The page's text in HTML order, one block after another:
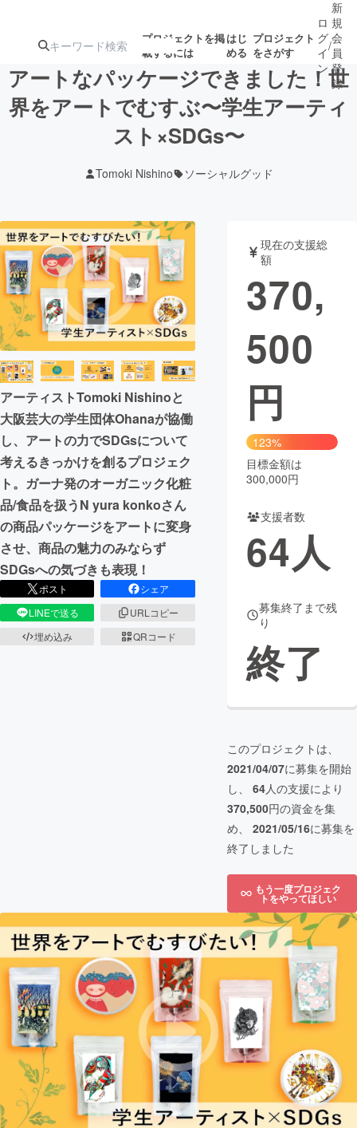
プロジェクトを掲
載するには
はじ
める
プロジェクト
をさがす
注目の新着プロ募集終了が近いプ
テクノロジー・ガジェット
映像・映画 書籍・雑誌
ビジネス・起業 チャレンジ
CAMPFIRE for Social Good
CAMPFIRE Creation
CAMPFIREふるさと納税machi-ya コミュニティ
ロ
グ
イ
ン
/
新
規
会
員
登
録
アートなパッケージできました！世
界をアートでむすぶ〜学生アーティ
スト×SDGs〜
Tomoki Nishino ソーシャルグッド
アーティストTomoki Nishinoと
大阪芸大の学生団体Ohanaが協働
し、アートの力でSDGsについて
考えるきっかけを創るプロジェク
ト。ガーナ発のオーガニック化粧
品/食品を扱うN yura konkoさん
の商品パッケージをアートに変身
させ、商品の魅力のみならず
SDGsへの気づきも表現！
ポスト
シェア
LINEで送る
URLコピー
埋め込み
QRコード
現在の支援総
額
370,
500
円
123%
目標金額は
300,000円
支援者数
64人
募集終了まで残
り
終了
このプロジェクトは、
2021/04/07に募集を開始
し、 64人の支援により
370,500円の資金を集
め、 2021/05/16に募集を
終了しました
もう一度プロジェク
トをやってほしい